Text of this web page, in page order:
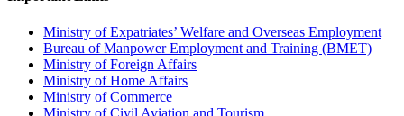
Ministry of Expatriates’ Welfare and Overseas Employment
Bureau of Manpower Employment and Training (BMET)
Ministry of Foreign Affairs
Ministry of Home Affairs
Ministry of Commerce
Ministry of Civil Aviation and Tourism